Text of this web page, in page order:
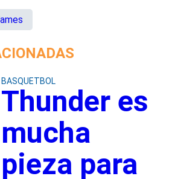
BASQUETBOL
Thunder es
mucha
pieza para